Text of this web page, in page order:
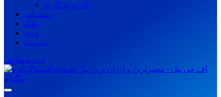
کارت به کارت
پشتیبانی
بلاگ
ورود
ثبت نام
ثبت سفارش